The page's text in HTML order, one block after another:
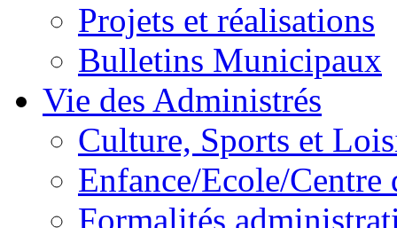
Projets et réalisations
Bulletins Municipaux
Vie des Administrés
Culture, Sports et
Enfance/Ecole/Centre
Formalités